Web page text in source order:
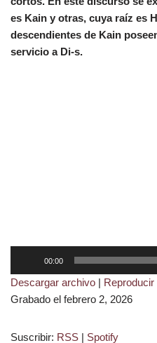
es Kain y otras, cuya raíz es
descendientes de Kain
servicio a Di-s.
p
r
d
00:00
Descargar archivo |
Grabado el febrero 2, 2026
Suscribir: RSS | Spotify